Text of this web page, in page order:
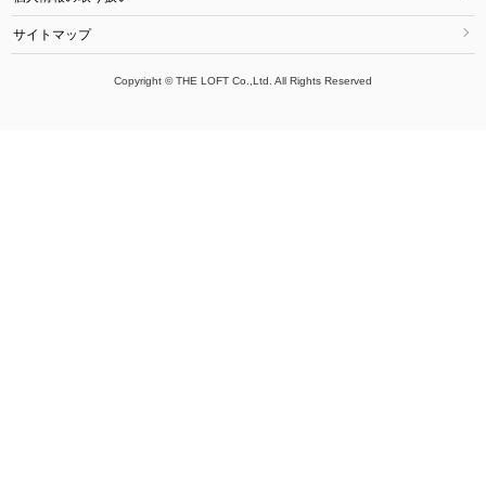
サイトマップ
Copyright © THE LOFT Co.,Ltd. All Rights Reserved